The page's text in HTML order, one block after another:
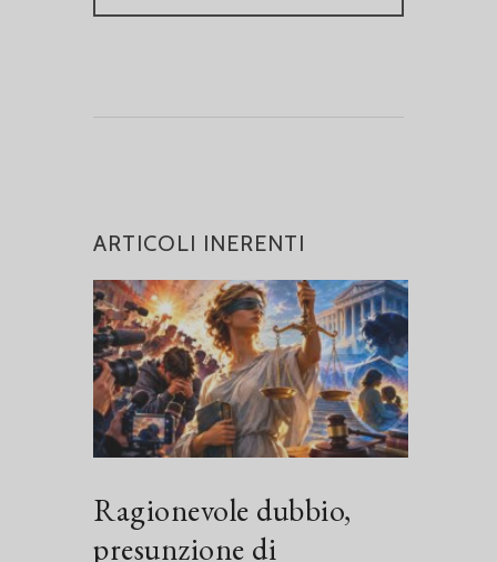
ARTICOLI INERENTI
Ragionevole dubbio,
presunzione di